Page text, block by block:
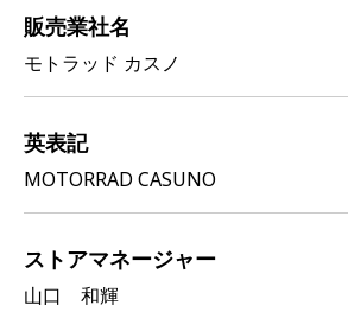
販売業社名
モトラッド カスノ
英表記
MOTORRAD CASUNO
ストアマネージャー
山口 和輝